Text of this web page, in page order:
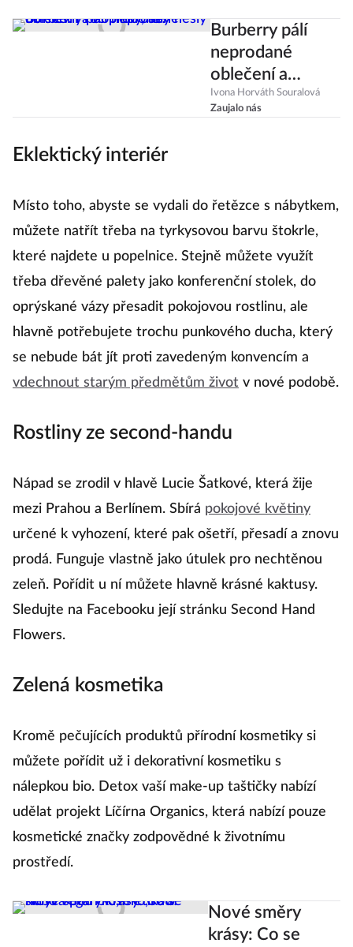
Burberry pálí
neprodané
oblečení a
doplňky, aby
nešly do slev.
Ivona Horváth Souralová
Zaujalo nás
Eklektický interiér
Místo toho, abyste se vydali do řetězce s nábytkem,
můžete natřít třeba na tyrkysovou barvu štokrle,
které najdete u popelnice. Stejně můžete využít
třeba dřevěné palety jako konferenční stolek, do
oprýskané vázy přesadit pokojovou rostlinu, ale
hlavně potřebujete trochu punkového ducha, který
se nebude bát jít proti zavedeným konvencím a
vdechnout starým předmětům život v nové podobě.
Rostliny ze second-handu
Nápad se zrodil v hlavě Lucie Šatkové, která žije
mezi Prahou a Berlínem. Sbírá pokojové květiny
určené k vyhození, které pak ošetří, přesadí a znovu
prodá. Funguje vlastně jako útulek pro nechtěnou
zeleň. Pořídit u ní můžete hlavně krásné kaktusy.
Sledujte na Facebooku její stránku Second Hand
Flowers.
Zelená kosmetika
Kromě pečujících produktů přírodní kosmetiky si
můžete pořídit už i dekorativní kosmetiku s
nálepkou bio. Detox vaší make-up taštičky nabízí
udělat projekt Líčírna Organics, která nabízí pouze
kosmetické značky zodpovědné k životnímu
prostředí.
Nové směry
krásy: Co se